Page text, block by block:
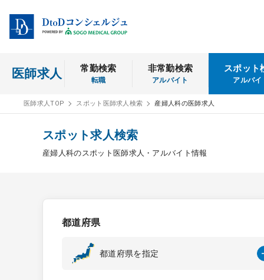
医師求人 常勤検索
転職
非常勤検索
アルバイト
スポット
アルバイ
医師求人TOP スポット医師求人検索 産婦人科の医師求人
スポット求人検索
産婦人科のスポット医師求人・アルバイト情報
都道府県
都道府県を指定